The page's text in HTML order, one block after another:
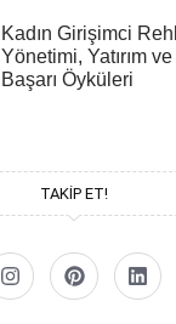
Kadın Girişimci
Yönetimi, Yatırım
Başarı Öyküleri
TAKİP ET!